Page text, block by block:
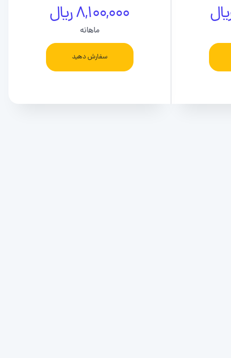
8,100,000 ریال
ماهانه
سفارش دهید